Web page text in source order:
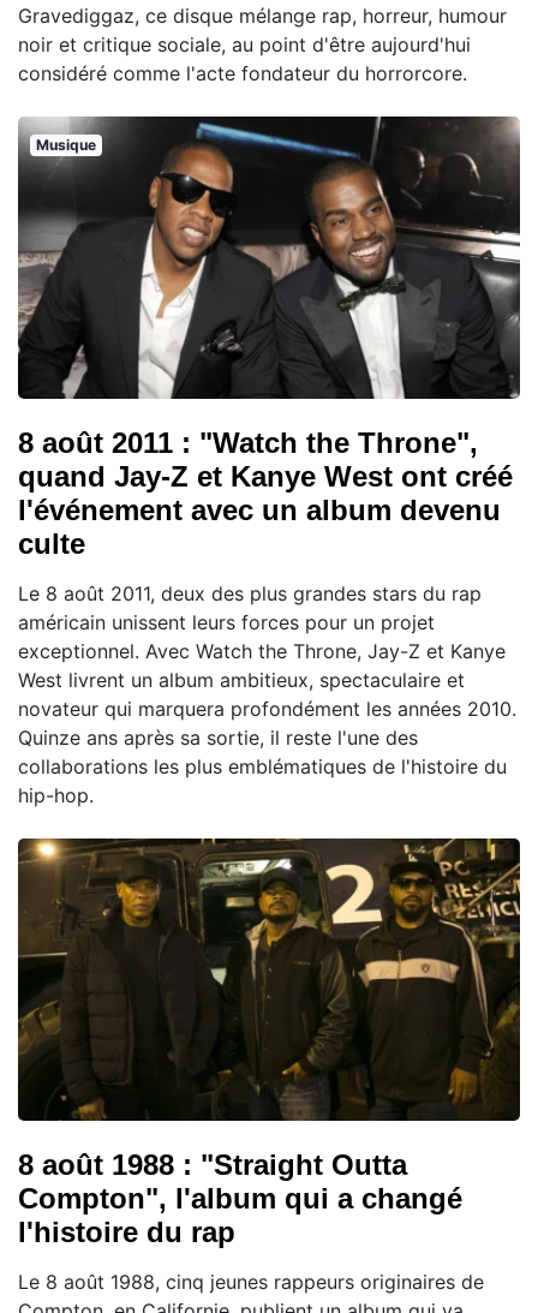
Gravediggaz, ce disque mélange rap, horreur, humour
noir et critique sociale, au point d'être aujourd'hui
considéré comme l'acte fondateur du horrorcore.
Musique
8 août 2011 : "Watch the Throne",
quand Jay-Z et Kanye West ont créé
l'événement avec un album devenu
culte
Le 8 août 2011, deux des plus grandes stars du rap
américain unissent leurs forces pour un projet
exceptionnel. Avec Watch the Throne, Jay-Z et Kanye
West livrent un album ambitieux, spectaculaire et
novateur qui marquera profondément les années 2010.
Quinze ans après sa sortie, il reste l'une des
collaborations les plus emblématiques de l'histoire du
hip-hop.
8 août 1988 : "Straight Outta
Compton", l'album qui a changé
l'histoire du rap
Le 8 août 1988, cinq jeunes rappeurs originaires de